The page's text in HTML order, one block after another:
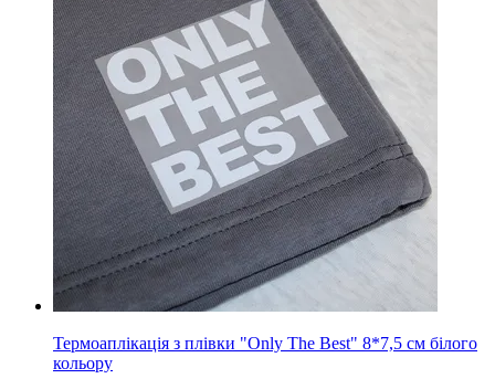
Термоаплікація з плівки "Only The Best" 8*7,5 см білого
кольору